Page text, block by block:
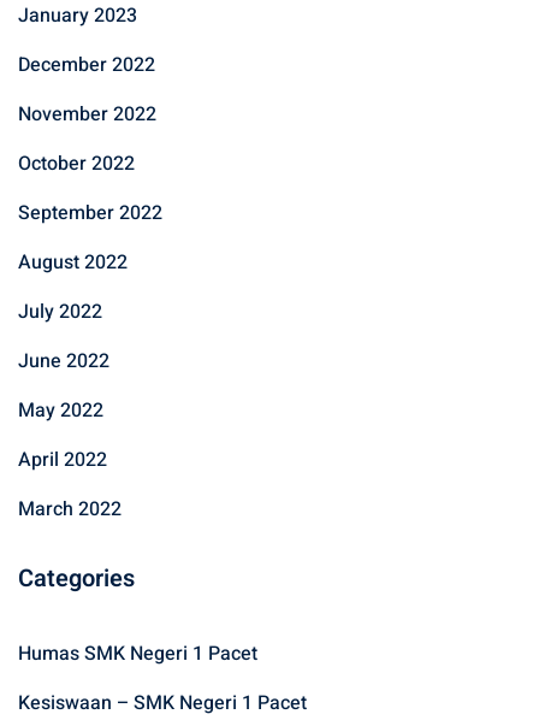
January 2023
December 2022
November 2022
October 2022
September 2022
August 2022
July 2022
June 2022
May 2022
April 2022
March 2022
Categories
Humas SMK Negeri 1 Pacet
Kesiswaan – SMK Negeri 1 Pacet